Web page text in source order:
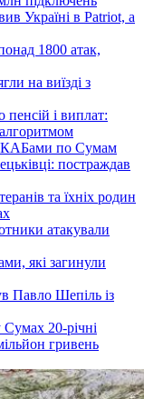
Україні в Patriot, а
1800 атак,
на виїзді з
і виплат:
КАБами по Сумам
постраждав
та їхніх родин
атакували
які загинули
Павло Шепіль із
20-річні
гривень